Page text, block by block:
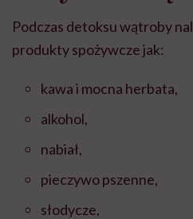
Podczas detoksu wątroby
produkty spożywcze jak:
kawa i mocna herbata,
alkohol,
nabiał,
pieczywo pszenne,
słodycze,